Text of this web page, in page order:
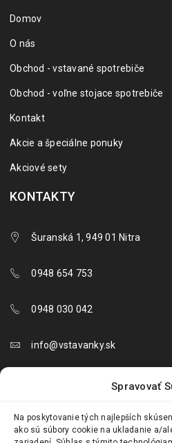
Spravovať
Na poskytovanie tých najlepších
ako sú súbory cookie na ukladanie a/
Domov
O nás
Obchod - vstavané spotrebiče
Obchod - voľne stojace spotrebiče
Kontakt
Akcie a špeciálne ponuky
Akciové sety
KONTAKTY
Šuranská 1, 949 01 Nitra
0948 654 753
0948 030 042
info@vstavanky.sk
objednavky@vstavanky.sk
reklamacie@vstavanky.sk